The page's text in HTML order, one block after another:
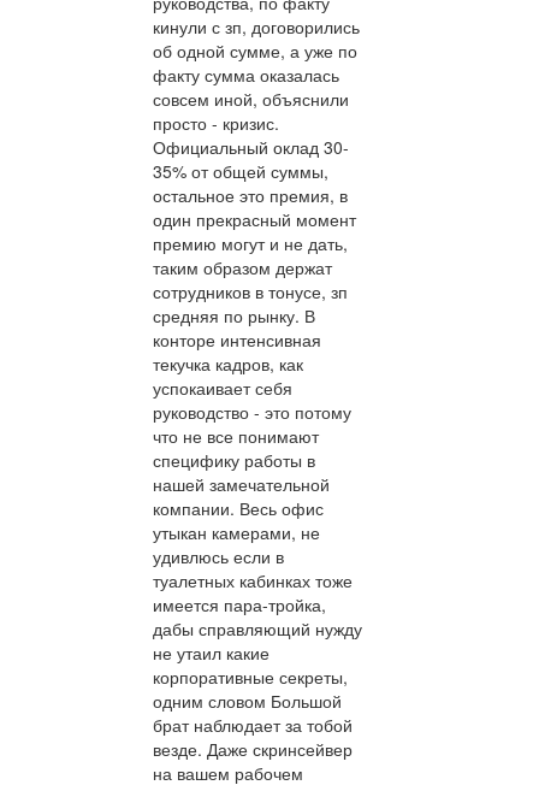
кинули с зп, договорились
об одной сумме, а уже по
факту сумма оказалась
совсем иной, объяснили
просто - кризис.
Официальный оклад 30-
35% от общей суммы,
остальное это премия, в
один прекрасный момент
премию могут и не дать,
таким образом держат
сотрудников в тонусе, зп
средняя по рынку. В
конторе интенсивная
текучка кадров, как
успокаивает себя
руководство - это потому
что не все понимают
специфику работы в
нашей замечательной
компании. Весь офис
утыкан камерами, не
удивлюсь если в
туалетных кабинках тоже
имеется пара-тройка,
дабы справляющий нужду
не утаил какие
корпоративные секреты,
одним словом Большой
брат наблюдает за тобой
везде. Даже скринсейвер
на вашем рабочем